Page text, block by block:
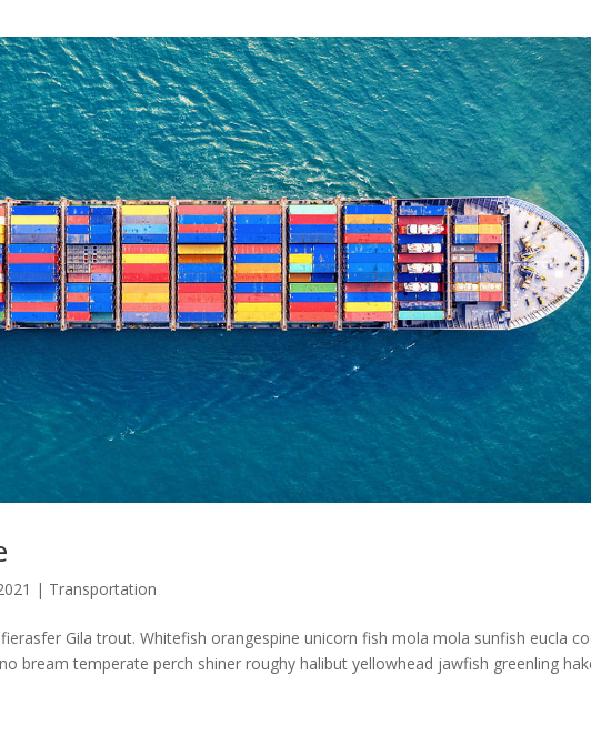
| Transportation
Gila trout. Whitefish orangespine unicorn fish mola mola sunfish eucla
bream temperate perch shiner roughy halibut yellowhead jawfish greenling